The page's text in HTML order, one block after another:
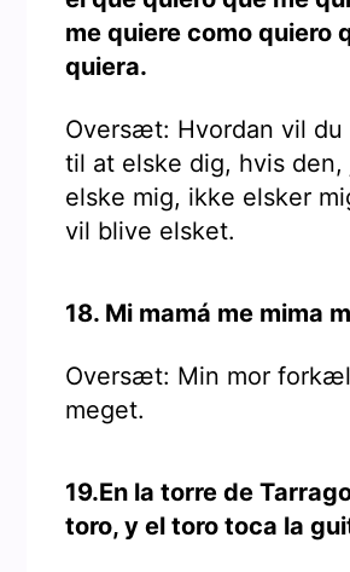
me quiere como quiero
quiera.
Oversæt: Hvordan vil du
til at elske dig, hvis den,
elske mig, ikke elsker
vil blive elsket.
18. Mi mamá me mima
Oversæt: Min mor
meget.
19.En la torre de
toro, y el toro toca la